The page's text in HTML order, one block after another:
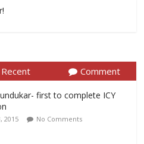
Recent Comment
first to complete ICY
2015 No Comments